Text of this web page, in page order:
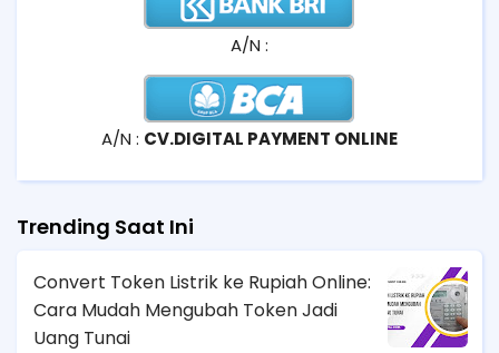
A/N :
A/N : CV.DIGITAL PAYMENT ONLINE
Trending Saat Ini
Convert Token Listrik ke Rupiah Online:
Cara Mudah Mengubah Token Jadi
Uang Tunai